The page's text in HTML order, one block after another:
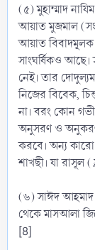
(৫) মুহাম্মাদ
আয়াত মুজমাল
আয়াত
সাংঘর্ষিকও
নেই। তার
নিজের বিবেক,
না। বরং কোন
অনুসরণ ও অনুকরণ
করবে। অন্য কারো
(৬) সাঈদ আহমাদ
থেকে মাসআলা
[8]